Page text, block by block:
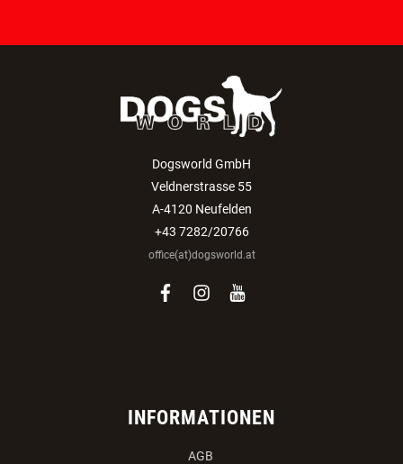
Dogsworld GmbH
Veldnerstrasse 55
A-4120 Neufelden
+43 7282/20766
office(at)dogsworld.at
facebook
instagram
youtube
INFORMATIONEN
AGB